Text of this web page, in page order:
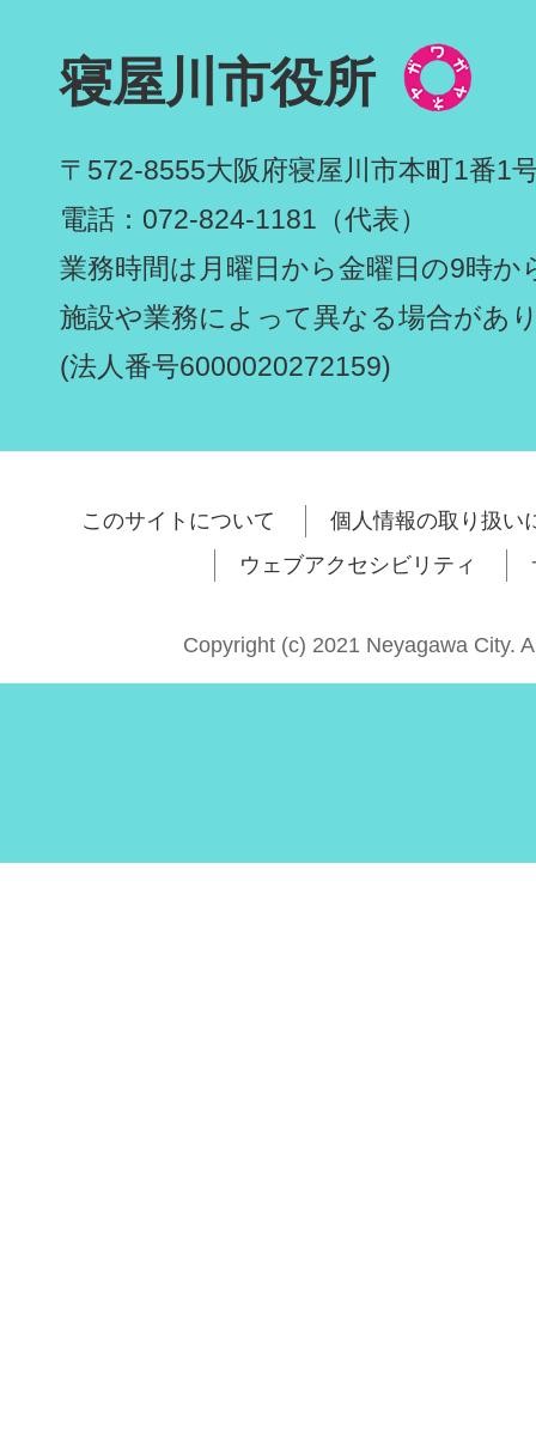
寝屋川市役所
〒572-8555大阪府寝屋川市本町1番1
電話：072-824-1181（代表）
業務時間は月曜日から金曜日の9時か
施設や業務によって異なる場合があ
(法人番号6000020272159)
このサイトについて
個人情報の取り扱い
ウェブアクセシビリティ
Copyright (c) 2021 Neyagawa City.